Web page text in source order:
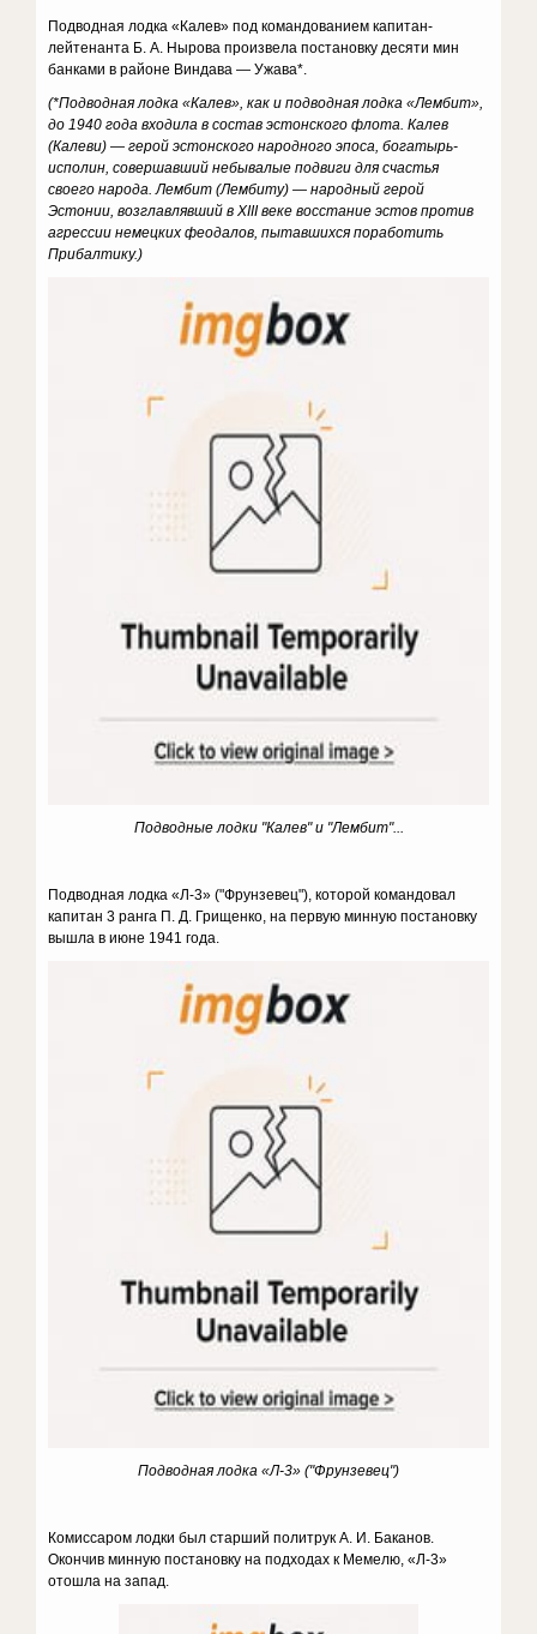
Подводная лодка «Калев» под командованием капитан-
лейтенанта Б. А. Нырова произвела постановку десяти мин
банками в районе Виндава — Ужава*.
(*Подводная лодка «Калев», как и подводная лодка «Лембит»,
до 1940 года входила в состав эстонского флота. Калев
(Калеви) — герой эстонского народного эпоса, богатырь-
исполин, совершавший небывалые подвиги для счастья
своего народа. Лембит (Лембиту) — народный герой
Эстонии, возглавлявший в XIII веке восстание эстов против
агрессии немецких феодалов, пытавшихся поработить
Прибалтику.)
Подводные лодки "Калев" и "Лембит"...
Подводная лодка «Л-3» ("Фрунзевец"), которой командовал
капитан 3 ранга П. Д. Грищенко, на первую минную постановку
вышла в июне 1941 года.
Подводная лодка «Л-3» ("Фрунзевец")
Комиссаром лодки был старший политрук А. И. Баканов.
Окончив минную постановку на подходах к Мемелю, «Л-3»
отошла на запад.